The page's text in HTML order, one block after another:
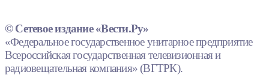
© Сетевое издание «Вести.Ру»
«Федеральное государственное унитарное предприятие
Всероссийская государственная телевизионная и
радиовещательная компания» (ВГТРК).